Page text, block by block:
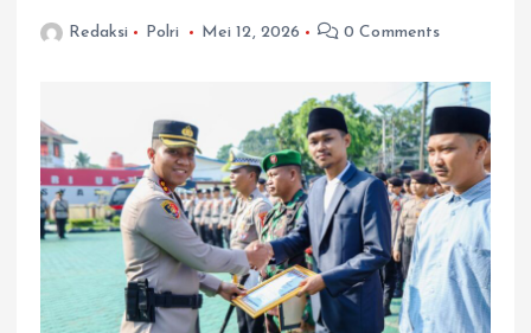
Redaksi Polri Mei 12, 2026 0 Comments